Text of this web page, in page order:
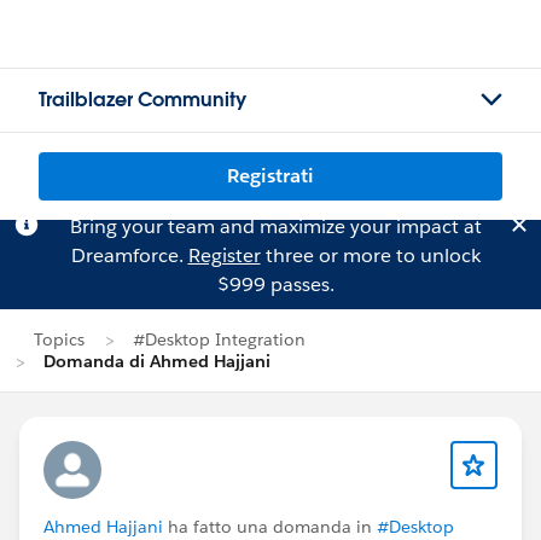
Trailblazer Community
Registrati
Bring your team and maximize your impact at
Dreamforce. Registerthree or more to unlock
$999 passes.
Topics
#Desktop Integration
Domanda di Ahmed Hajjani
Ahmed Hajjani ha fatto una domanda in #Desktop